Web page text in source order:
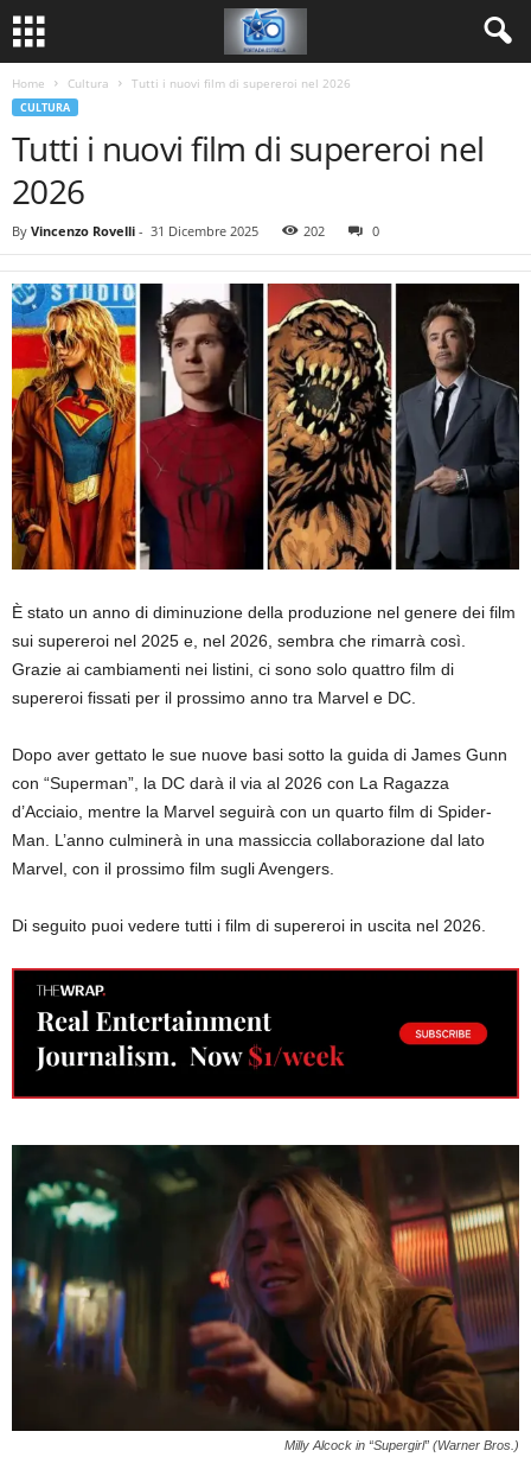
Home Cultura Tutti i nuovi film di supereroi nel 2026
CULTURA
Tutti i nuovi film di supereroi nel
2026
By Vincenzo Rovelli - 31 Dicembre 2025 202 0
È stato un anno di diminuzione della produzione nel genere dei film
sui supereroi nel 2025 e, nel 2026, sembra che rimarrà così.
Grazie ai cambiamenti nei listini, ci sono solo quattro film di
supereroi fissati per il prossimo anno tra Marvel e DC.
Dopo aver gettato le sue nuove basi sotto la guida di James Gunn
con “Superman”, la DC darà il via al 2026 con La Ragazza
d’Acciaio, mentre la Marvel seguirà con un quarto film di Spider-
Man. L’anno culminerà in una massiccia collaborazione dal lato
Marvel, con il prossimo film sugli Avengers.
Di seguito puoi vedere tutti i film di supereroi in uscita nel 2026.
Milly Alcock in “Supergirl” (Warner Bros.)